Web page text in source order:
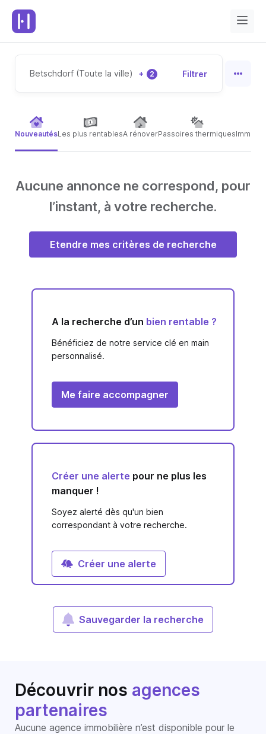
Betschdorf (Toute la ville) + 2 Filtrer
NouveautésLes plus rentablesA rénoverPassoires thermiques
Aucune annonce ne correspond, pour
l’instant, à votre recherche.
Etendre mes critères de recherche
A la recherche d’un bien rentable ?
Bénéficiez de notre service clé en main
personnalisé.
Me faire accompagner
Créer une alerte pour ne plus les
manquer !
Soyez alerté dès qu'un bien
correspondant à votre recherche.
Créer une alerte
Sauvegarder la recherche
Découvrir nos agences
partenaires
Aucune agence immobilière n’est disponible pour le